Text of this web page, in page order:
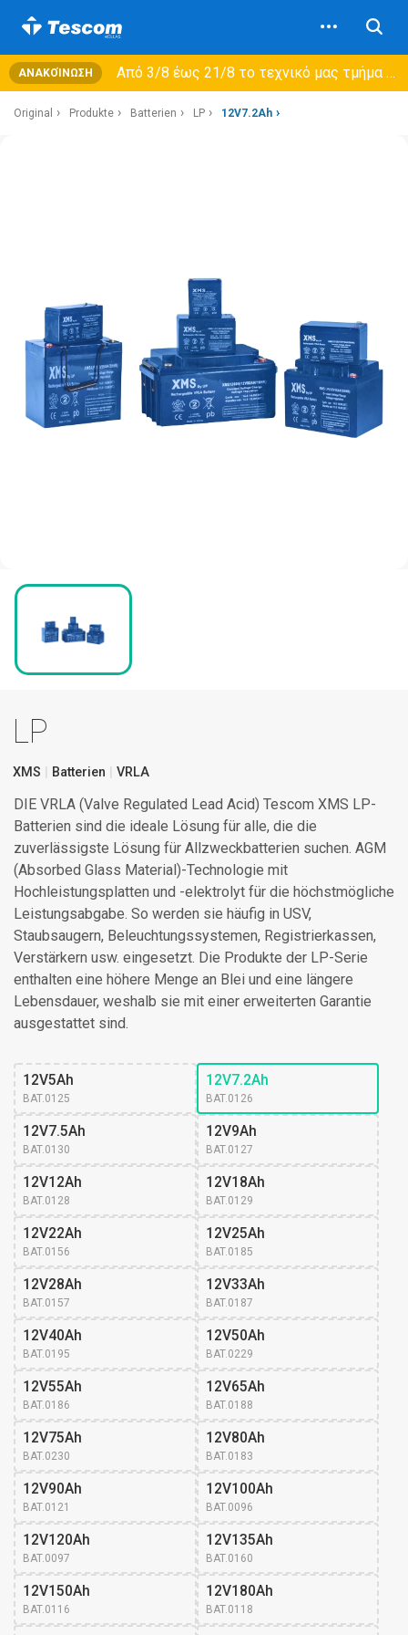
ΑΝΑΚΟΊΝΩΣΗ Από 3/8 έως 21/8 τo τεχνικό μας τμήμα θα εξυπηρετεί μόνο συμβόλαια συντήρησης και όχι νέες παραλαβές →
Original Produkte Batterien LP 12V7.2Ah
LP
XMS Batterien VRLA
DIE VRLA (Valve Regulated Lead Acid) Tescom XMS LP-
Batterien sind die ideale Lösung für alle, die die
zuverlässigste Lösung für Allzweckbatterien suchen. AGM
(Absorbed Glass Material)-Technologie mit
Hochleistungsplatten und -elektrolyt für die höchstmögliche
Leistungsabgabe. So werden sie häufig in USV,
Staubsaugern, Beleuchtungssystemen, Registrierkassen,
Verstärkern usw. eingesetzt. Die Produkte der LP-Serie
enthalten eine höhere Menge an Blei und eine längere
Lebensdauer, weshalb sie mit einer erweiterten Garantie
ausgestattet sind.
12V5Ah
BAT.0125
12V7.2Ah
BAT.0126
12V7.5Ah
BAT.0130
12V9Ah
BAT.0127
12V12Ah
BAT.0128
12V18Ah
BAT.0129
12V22Ah
BAT.0156
12V25Ah
BAT.0185
12V28Ah
BAT.0157
12V33Ah
BAT.0187
12V40Ah
BAT.0195
12V50Ah
BAT.0229
12V55Ah
BAT.0186
12V65Ah
BAT.0188
12V75Ah
BAT.0230
12V80Ah
BAT.0183
12V90Ah
BAT.0121
12V100Ah
BAT.0096
12V120Ah
BAT.0097
12V135Ah
BAT.0160
12V150Ah
BAT.0116
12V180Ah
BAT.0118